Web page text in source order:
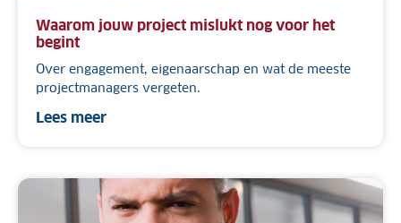
Waarom jouw project mislukt nog voor het
begint
Over engagement, eigenaarschap en wat de meeste
projectmanagers vergeten.
Lees meer